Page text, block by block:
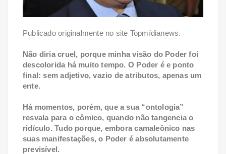
Publicado originalmente no site Topmídianews.
Não diria cruel, porque minha visão do Poder foi
descolorida há muito tempo. O Poder é e ponto
final: sem adjetivo, vazio de atributos, apenas um
ente.
Há momentos, porém, que a sua “ontologia”
resvala para o cômico, quando não tangencia o
ridículo. Tudo porque, embora camaleônico nas
suas manifestações, o Poder é absolutamente
previsível.